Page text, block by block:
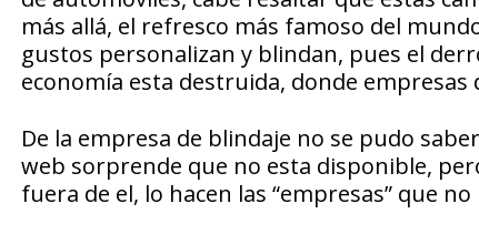
más allá, el refresco más famoso del
gustos personalizan y blindan, pues el
economía esta destruida, donde
De la empresa de blindaje no se pudo
web sorprende que no esta disponible,
fuera de el, lo hacen las “empresas” que